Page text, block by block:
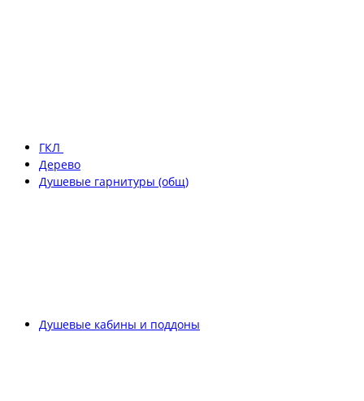
ГКЛ
Дерево
Душевые гарнитуры (общ)
Душевые кабины и поддоны